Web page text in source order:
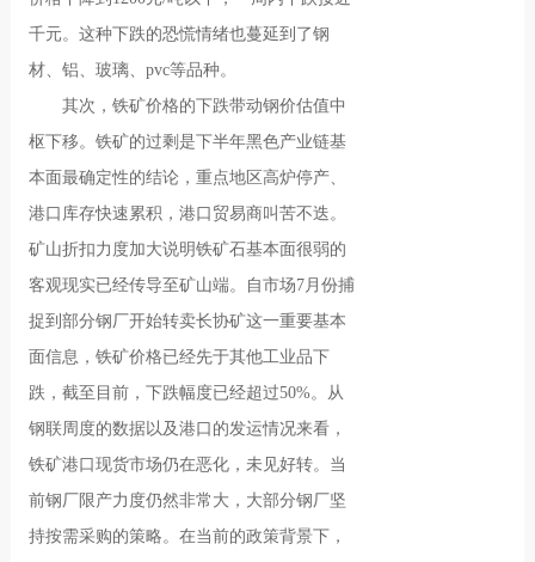
千元。这种下跌的恐慌情绪也蔓延到了钢
材、铝、玻璃、pvc等品种。
其次，铁矿价格的下跌带动钢价估值中
枢下移。铁矿的过剩是下半年黑色产业链基
本面最确定性的结论，重点地区高炉停产、
港口库存快速累积，港口贸易商叫苦不迭。
矿山折扣力度加大说明铁矿石基本面很弱的
客观现实已经传导至矿山端。自市场7月份捕
捉到部分钢厂开始转卖长协矿这一重要基本
面信息，铁矿价格已经先于其他工业品下
跌，截至目前，下跌幅度已经超过50%。从
钢联周度的数据以及港口的发运情况来看，
铁矿港口现货市场仍在恶化，未见好转。当
前钢厂限产力度仍然非常大，大部分钢厂坚
持按需采购的策略。在当前的政策背景下，